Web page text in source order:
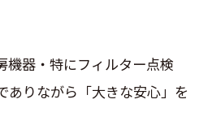
機器・特にフィルター点検
ありながら「大きな安心」を